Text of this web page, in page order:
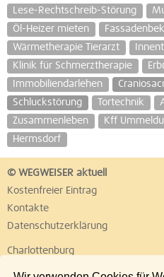
Lese-Rechtschreib-Störung
Öl-Heizer mieten
Wärmetherapie Tierarzt
Klinik für Schmerztherapie
Immobiliendarlehen
Schluckstörung
Tortechnik
Zusammenleben
Kff
Hermsdorf
© WEGWEISER aktuell
Kostenfreier Eintrag
Kontakte
Datenschutzerklärung
Charlottenburg